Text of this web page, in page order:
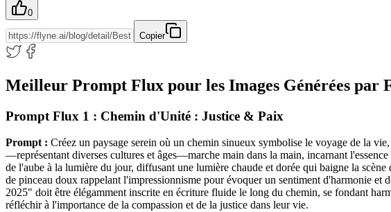
0
Copier
Meilleur Prompt Flux pour les Images Générées
Prompt Flux 1 : Chemin d'Unité : Justice & Paix
Prompt : Créez un paysage serein où un chemin sinueux symbolise le voyage de la
—représentant diverses cultures et âges—marche main dans la main, incarnant
de l'aube à la lumière du jour, diffusant une lumière chaude et dorée qui baigne la
de pinceau doux rappelant l'impressionnisme pour évoquer un sentiment d'harmonie
2025" doit être élégamment inscrite en écriture fluide le long du chemin, se fondant
réfléchir à l'importance de la compassion et de la justice dans leur vie.